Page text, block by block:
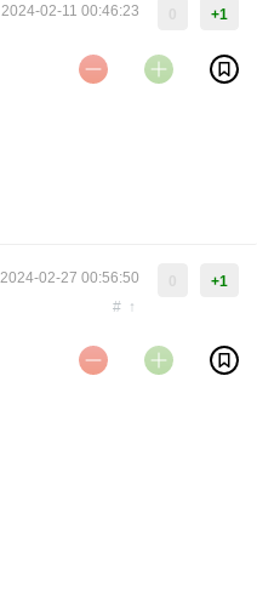
+1
2024-02-11 00:46:23
+1
2024-02-27 00:56:50
# ↑